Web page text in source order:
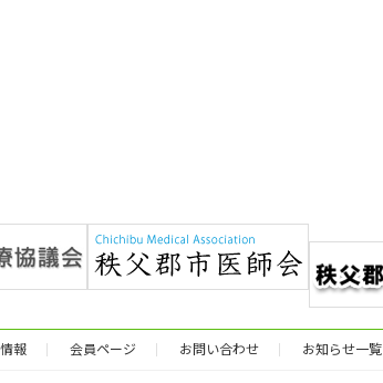
報 会員ページ お問い合わせ お知らせ一覧